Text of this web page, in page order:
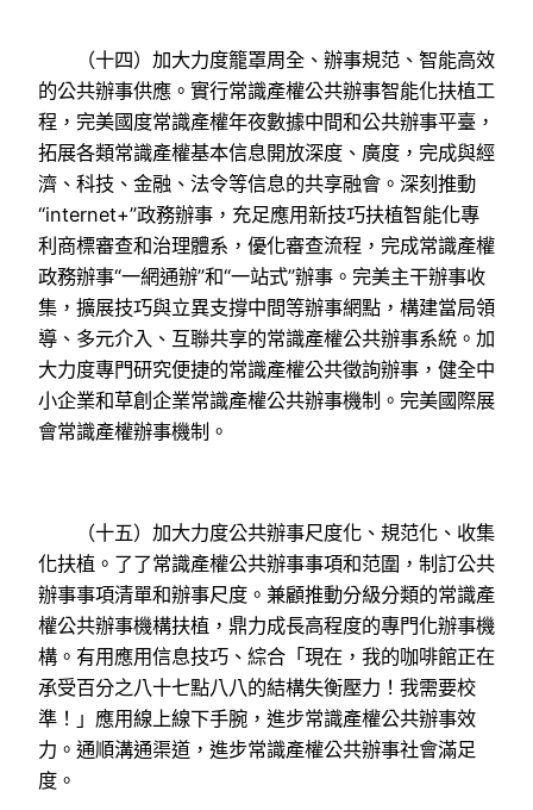
（十四）加大力度籠罩周全、辦事規范、智能高效
的公共辦事供應。實行常識產權公共辦事智能化扶植工
程，完美國度常識產權年夜數據中間和公共辦事平臺，
拓展各類常識產權基本信息開放深度、廣度，完成與經
濟、科技、金融、法令等信息的共享融會。深刻推動
“internet+”政務辦事，充足應用新技巧扶植智能化專
利商標審查和治理體系，優化審查流程，完成常識產權
政務辦事“一網通辦”和“一站式”辦事。完美主干辦事收
集，擴展技巧與立異支撐中間等辦事網點，構建當局領
導、多元介入、互聯共享的常識產權公共辦事系統。加
大力度專門研究便捷的常識產權公共徵詢辦事，健全中
小企業和草創企業常識產權公共辦事機制。完美國際展
會常識產權辦事機制。
（十五）加大力度公共辦事尺度化、規范化、收集
化扶植。了了常識產權公共辦事事項和范圍，制訂公共
辦事事項清單和辦事尺度。兼顧推動分級分類的常識產
權公共辦事機構扶植，鼎力成長高程度的專門化辦事機
構。有用應用信息技巧、綜合「現在，我的咖啡館正在
承受百分之八十七點八八的結構失衡壓力！我需要校
準！」應用線上線下手腕，進步常識產權公共辦事效
力。通順溝通渠道，進步常識產權公共辦事社會滿足
度。